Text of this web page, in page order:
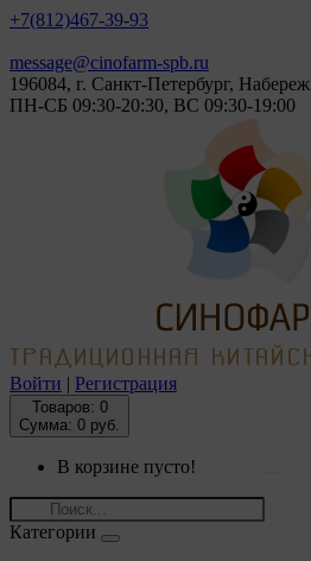
+7(812)467-39-93
message@cinofarm-spb.ru
196084, г. Санкт-Петербург,
ПН-СБ 09:30-20:30, ВС 09:30-19:00
Войти | Регистрация
Товаров: 0
Сумма: 0 руб.
В корзине пусто!
Категории